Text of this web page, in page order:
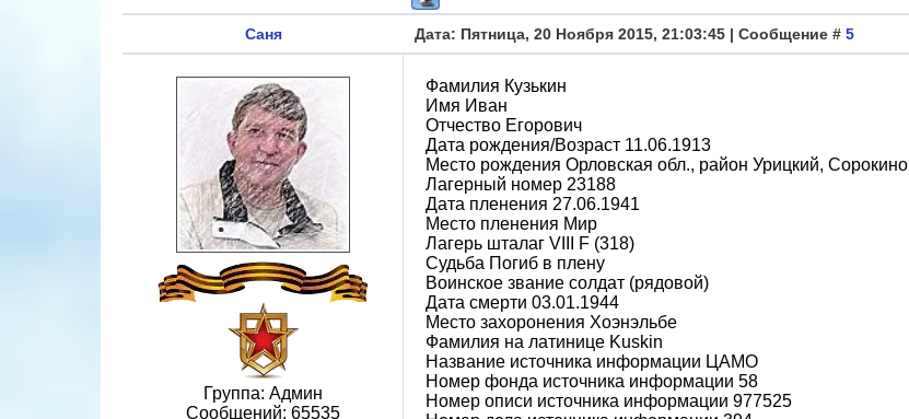
Саня Дата: Пятница, 20 Ноября 2015, 21:03:45 | Сообщение # 5
Группа: Админ
Сообщений: 65535
Фамилия Кузькин
Имя Иван
Отчество Егорович
Дата рождения/Возраст 11.06.1913
Место рождения Орловская обл., район Урицкий, Сорокино
Лагерный номер 23188
Дата пленения 27.06.1941
Место пленения Мир
Лагерь шталаг VIII F (318)
Судьба Погиб в плену
Воинское звание солдат (рядовой)
Дата смерти 03.01.1944
Место захоронения Хоэнэльбе
Фамилия на латинице Kuskin
Название источника информации ЦАМО
Номер фонда источника информации 58
Номер описи источника информации 977525